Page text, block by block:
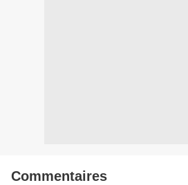
Commentaires